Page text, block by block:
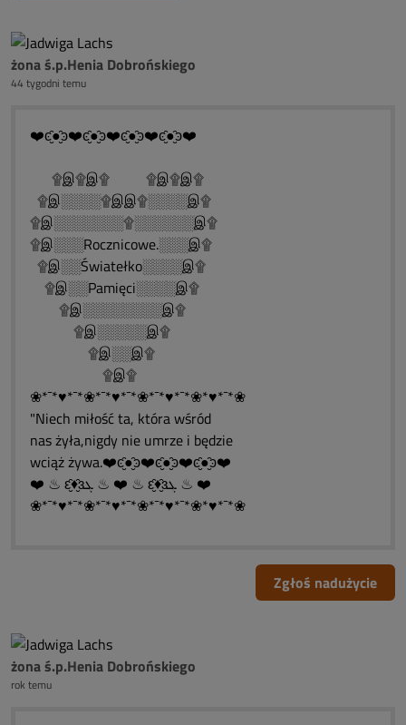
żona ś.p.Henia Dobrońskiego
44 tygodni temu
❤️ͼ̮̑●̮̑ͽ❤️ͼ̮̑●̮̑ͽ❤️ͼ̮̑●̮̑ͽ❤️ͼ̮̑●̮̑ͽ❤️
۩இ۩இ۩ ۩இ۩இ۩
۩இ░░░░۩இஇ۩░░░░இ۩
۩இ░░░░░░░۩░░░░░░இ۩
۩இ░░░Rocznicowe.░░░இ۩
۩இ░░Światełko░░░░இ۩
۩இ░░Pamięci░░░░இ۩
۩இ░░░░░░░░இ۩
۩இ░░░░░இ۩
۩இ░░இ۩
۩இ۩
❀*¯*♥*¯*❀*¯*♥*¯*❀*¯*♥*¯*❀*♥*¯*❀
"Niech miłość ta, która wśród
nas żyła,nigdy nie umrze i będzie
wciąż żywa.❤️ͼ̮̑●̮̑ͽ❤️ͼ̮̑●̮̑ͽ❤️ͼ̮̑●̮̑ͽ❤️
❤️ ♨ ԑ̮̑♦̮̑ɜܓ ♨ ❤️ ♨ ԑ̮̑♦̮̑ɜܓ ♨ ❤️
❀*¯*♥*¯*❀*¯*♥*¯*❀*¯*♥*¯*❀*♥*¯*❀
Zgłoś nadużycie
żona ś.p.Henia Dobrońskiego
rok temu